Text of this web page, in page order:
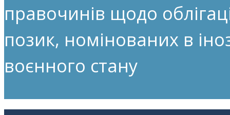
правочинів щодо
позик, номінованих в
воєнного стану